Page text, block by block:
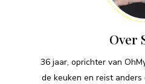
Over
36 jaar, oprichter van
de keuken en reist